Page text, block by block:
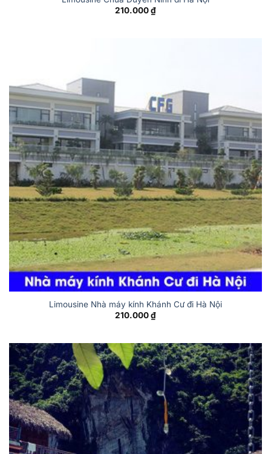
210.000₫
Limousine Nhà máy kính Khánh Cư đi Hà Nội
210.000₫